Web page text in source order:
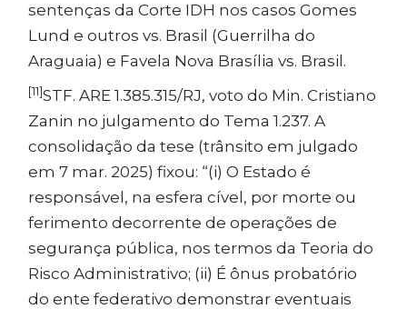
sentenças da Corte IDH nos casos Gomes
Lund e outros vs. Brasil (Guerrilha do
Araguaia) e Favela Nova Brasília vs. Brasil.
[11]STF. ARE 1.385.315/RJ, voto do Min. Cristiano
Zanin no julgamento do Tema 1.237. A
consolidação da tese (trânsito em julgado
em 7 mar. 2025) fixou: “(i) O Estado é
responsável, na esfera cível, por morte ou
ferimento decorrente de operações de
segurança pública, nos termos da Teoria do
Risco Administrativo; (ii) É ônus probatório
do ente federativo demonstrar eventuais